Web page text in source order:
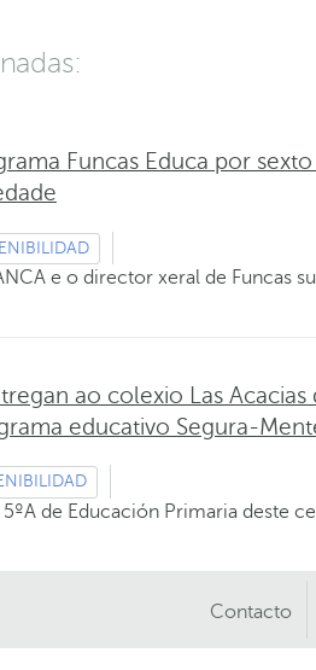
Funcas Educa por
e o director xeral de Funcas
ao colexio Las
educativo Segura-
de Educación Primaria deste
Contacto